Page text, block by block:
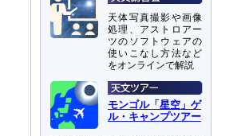
天体写真撮影や画像
処理、アストロアー
ツのソフトウェアの
使いこなし方法など
をオンラインで解説
モンゴル「星空」ゲ
ル・キャンプツアー